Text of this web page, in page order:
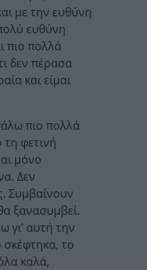
με την ευθύνη
ευθύνη
πιο πολλά
δεν πέρασα
και είμαι
πιο πολλά
φετινή
μόνο
Δεν
Συμβαίνουν
ξανασυμβεί.
γι’ αυτή την
σκέφτηκα, το
καλά,